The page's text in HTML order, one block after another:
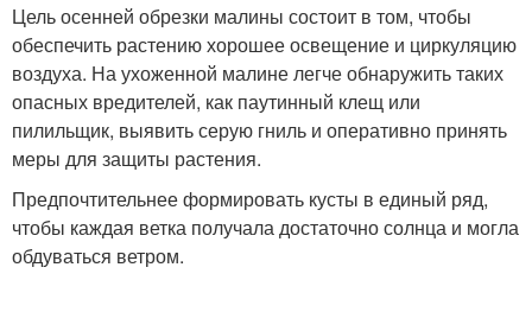
Цель осенней обрезки малины состоит в том, чтобы
обеспечить растению хорошее освещение и циркуляцию
воздуха. На ухоженной малине легче обнаружить таких
опасных вредителей, как паутинный клещ или
пилильщик, выявить серую гниль и оперативно принять
меры для защиты растения.
Предпочтительнее формировать кусты в единый ряд,
чтобы каждая ветка получала достаточно солнца и могла
обдуваться ветром.